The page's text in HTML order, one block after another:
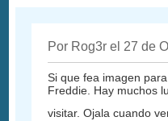
Por Rog3r el 27 de
Si que fea imagen
Freddie. Hay muchos
visitar. Ojala cuando